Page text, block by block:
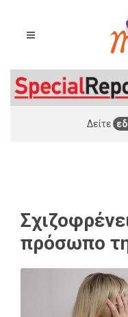
Δείτε
πρόσωπο